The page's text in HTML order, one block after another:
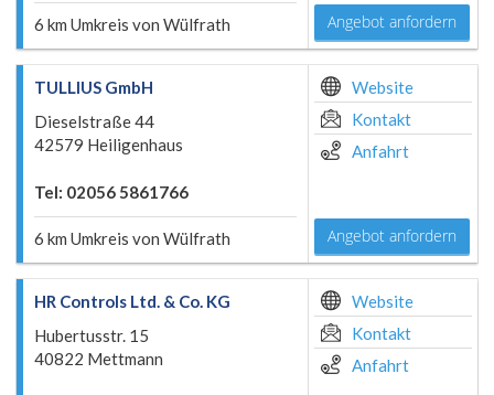
6 km Umkreis von Wülfrath Angebot anfordern
TULLIUS GmbH
Dieselstraße 44
42579 Heiligenhaus
Tel: 02056 5861766
6 km Umkreis von Wülfrath
Website
Kontakt
Anfahrt
Angebot anfordern
HR Controls Ltd. & Co. KG
Hubertusstr. 15
40822 Mettmann
Website
Kontakt
Anfahrt